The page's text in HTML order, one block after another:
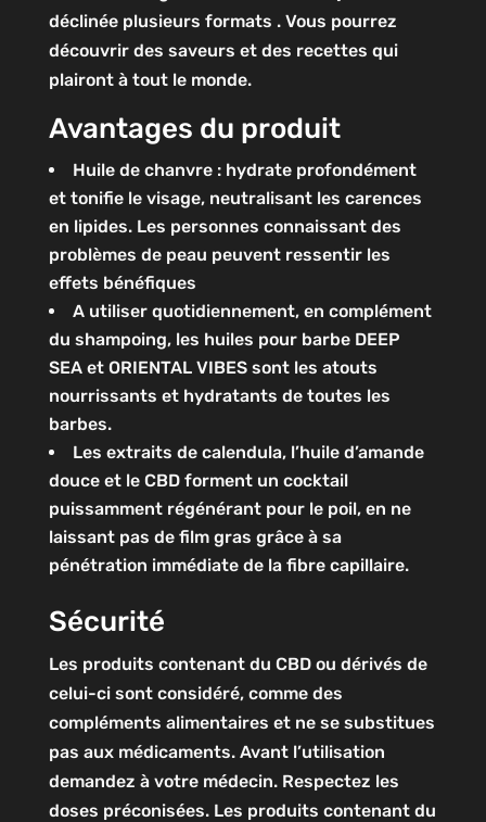
déclinée plusieurs formats . Vous pourrez
découvrir des saveurs et des recettes qui
plairont à tout le monde.
Avantages du produit
Huile de chanvre : hydrate profondément
et tonifie le visage, neutralisant les carences
en lipides. Les personnes connaissant des
problèmes de peau peuvent ressentir les
effets bénéfiques
A utiliser quotidiennement, en complément
du shampoing, les huiles pour barbe DEEP
SEA et ORIENTAL VIBES sont les atouts
nourrissants et hydratants de toutes les
barbes.
Les extraits de calendula, l’huile d’amande
douce et le CBD forment un cocktail
puissamment régénérant pour le poil, en ne
laissant pas de film gras grâce à sa
pénétration immédiate de la fibre capillaire.
Sécurité
Les produits contenant du CBD ou dérivés de
celui-ci sont considéré, comme des
compléments alimentaires et ne se substitues
pas aux médicaments. Avant l’utilisation
demandez à votre médecin. Respectez les
doses préconisées. Les produits contenant du